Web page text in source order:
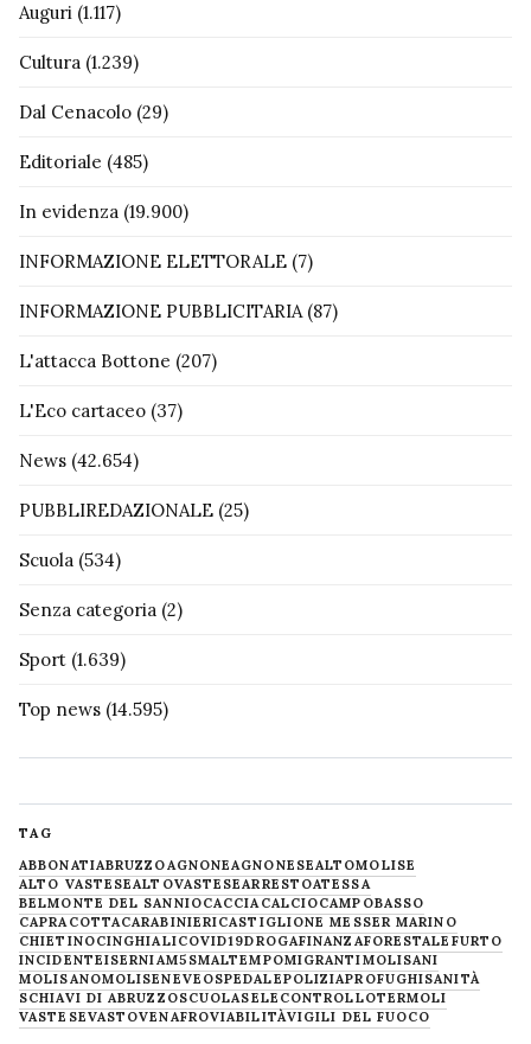
Auguri (1.117)
Cultura (1.239)
Dal Cenacolo (29)
Editoriale (485)
In evidenza (19.900)
INFORMAZIONE ELETTORALE (7)
INFORMAZIONE PUBBLICITARIA(87)
L'attacca Bottone (207)
L'Eco cartaceo (37)
News (42.654)
PUBBLIREDAZIONALE (25)
Scuola (534)
Senza categoria (2)
Sport (1.639)
Top news (14.595)
TAG
ABBONATIABRUZZOAGNONEAGNONESEALTOMOLISE
ALTO VASTESEALTOVASTESEARRESTOATESSA
BELMONTE DEL SANNIOCACCIACALCIOCAMPOBASSO
CAPRACOTTACARABINIERICASTIGLIONE MESSER MARINO
CHIETINOCINGHIALICOVID19DROGAFINANZAFORESTALE FURTO
INCIDENTEISERNIAM5SMALTEMPOMIGRANTIMOLISANI
MOLISANOMOLISENEVE OSPEDALEPOLIZIAPROFUGHISANITÀ
SCHIAVI DI ABRUZZOSCUOLASELECONTROLLOTERMOLI
VASTESEVASTOVENAFROVIABILITÀVIGILI DEL FUOCO